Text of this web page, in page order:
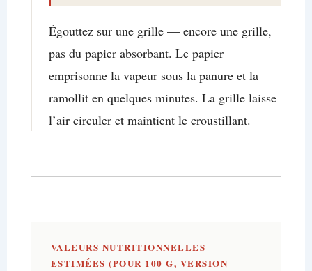
Égouttez sur une grille — encore une grille,
pas du papier absorbant. Le papier
emprisonne la vapeur sous la panure et la
ramollit en quelques minutes. La grille laisse
l’air circuler et maintient le croustillant.
VALEURS NUTRITIONNELLES
ESTIMÉES (POUR 100 G, VERSION